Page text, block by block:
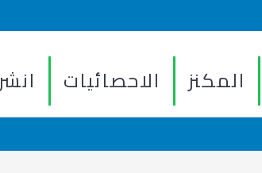
المكنز الاحصائيات